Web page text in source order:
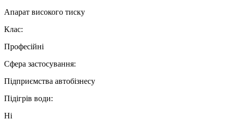
Апарат високого тиску
Клас:
Професійні
Сфера застосування:
Підприємства автобізнесу
Підігрів води:
Ні